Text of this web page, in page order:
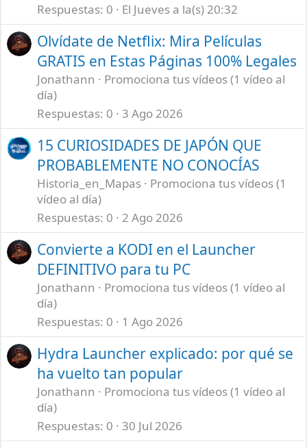
Respuestas 0 El Jueves a la(s) 20:32
Olvídate de Netflix: Mira Películas
GRATIS en Estas Páginas 100% Legales
Jonathann
Promociona tus vídeos (1 vídeo al
día)
Respuestas 0 3 Ago 2026
15 CURIOSIDADES DE JAPÓN QUE
PROBABLEMENTE NO CONOCÍAS
Historia_en_Mapas
Promociona tus vídeos (1
vídeo al día)
Respuestas 0 2 Ago 2026
Convierte a KODI en el Launcher
DEFINITIVO para tu PC
Jonathann
Promociona tus vídeos (1 vídeo al
día)
Respuestas 0 1 Ago 2026
Hydra Launcher explicado: por qué se
ha vuelto tan popular
Jonathann
Promociona tus vídeos (1 vídeo al
día)
Respuestas 0 30 Jul 2026